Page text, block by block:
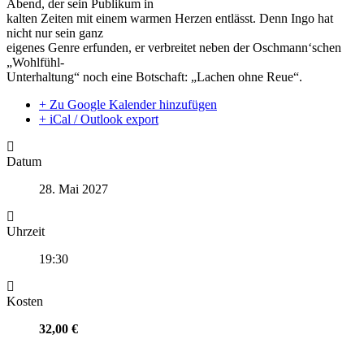
Abend, der sein Publikum in
kalten Zeiten mit einem warmen Herzen entlässt. Denn Ingo hat
nicht nur sein ganz
eigenes Genre erfunden, er verbreitet neben der Oschmann‘schen
„Wohlfühl-
Unterhaltung“ noch eine Botschaft: „Lachen ohne Reue“.
+ Zu Google Kalender hinzufügen
+ iCal / Outlook export
Datum
28. Mai 2027
Uhrzeit
19:30
Kosten
32,00 €